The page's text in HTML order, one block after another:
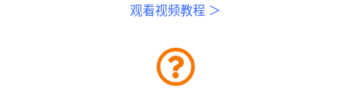
观看视频教程 ＞